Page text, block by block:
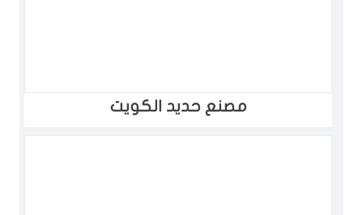
مصنع حديد الكويت